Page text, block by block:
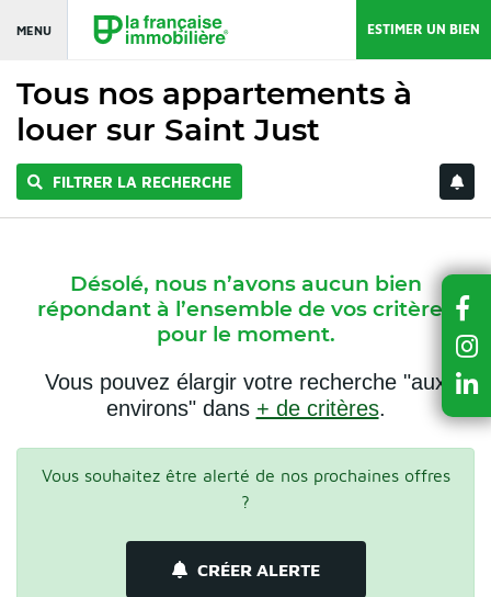
MENU ESTIMER UN BIEN
Tous nos appartements à
louer sur Saint Just
FILTRER LA RECHERCHE
Désolé, nous n’avons aucun bien
répondant à l’ensemble de vos critères
pour le moment.
Vous pouvez élargir votre recherche "aux
environs" dans + de critères.
Vous souhaitez être alerté de nos prochaines offres
?
CRÉER ALERTE